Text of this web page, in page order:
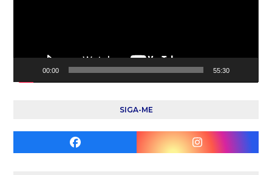
00:00 55:30
SIGA-ME
Facebook Instagram